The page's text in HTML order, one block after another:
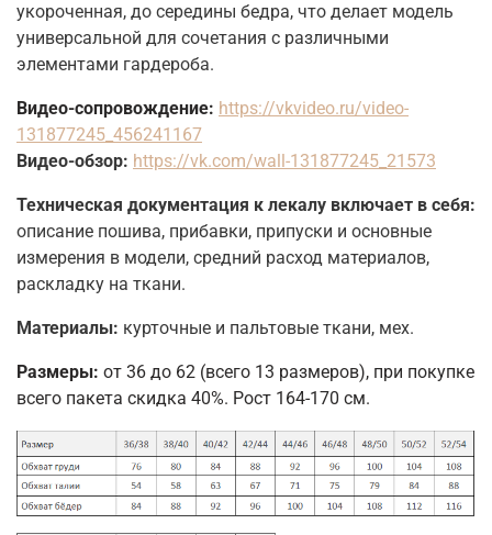
укороченная, до середины бедра, что делает модель
универсальной для сочетания с различными
элементами гардероба.
Видео-сопровождение: https://vkvideo.ru/video-
131877245_456241167
Видео-обзор: https://vk.com/wall-131877245_21573
Техническая документация к лекалу включает в себя:
описание пошива, прибавки, припуски и основные
измерения в модели, средний расход материалов,
раскладку на ткани.
Материалы: курточные и пальтовые ткани, мех.
Размеры: от 36 до 62 (всего 13 размеров), при покупке
всего пакета скидка 40%. Рост 164-170 см.